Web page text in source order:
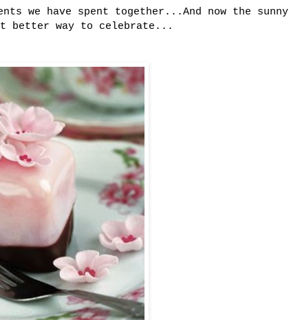
we have spent together...And now the sunny
better way to celebrate...